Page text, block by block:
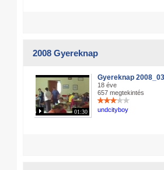
2008 Gyereknap
01:30
Gyereknap 2008_03
18 éve
657 megtekintés
undcityboy